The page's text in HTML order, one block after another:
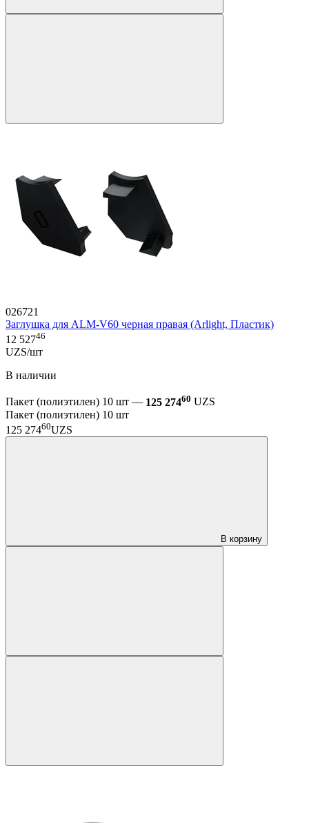
026721
Заглушка для ALM-V60 черная правая (Arlight, Пластик)
12 52746
UZS/шт
В наличии
Пакет (полиэтилен) 10 шт — 125 27460 UZS
Пакет (полиэтилен) 10 шт
125 27460UZS
В корзину